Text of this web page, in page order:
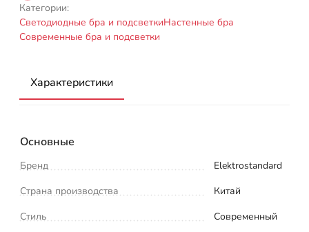
Категории:
Светодиодные бра и подсветкиНастенные бра
Современные бра и подсветки
Характеристики
Основные
Бренд
Elektrostandard
Страна производства
Китай
Стиль
Современный